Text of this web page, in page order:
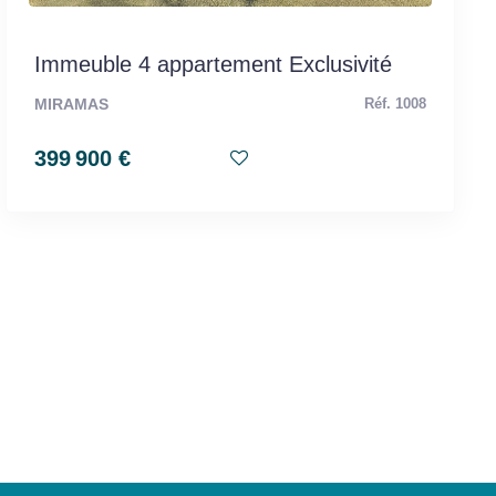
Immeuble 4 appartement Exclusivité
MIRAMAS Réf. 1008
399 900 €